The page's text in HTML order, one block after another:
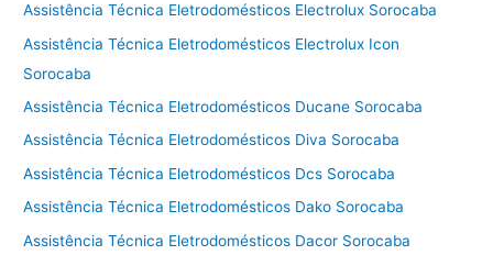
Assistência Técnica Eletrodomésticos Electrolux Sorocaba
Assistência Técnica Eletrodomésticos Electrolux Icon
Sorocaba
Assistência Técnica Eletrodomésticos Ducane Sorocaba
Assistência Técnica Eletrodomésticos Diva Sorocaba
Assistência Técnica Eletrodomésticos Dcs Sorocaba
Assistência Técnica Eletrodomésticos Dako Sorocaba
Assistência Técnica Eletrodomésticos Dacor Sorocaba